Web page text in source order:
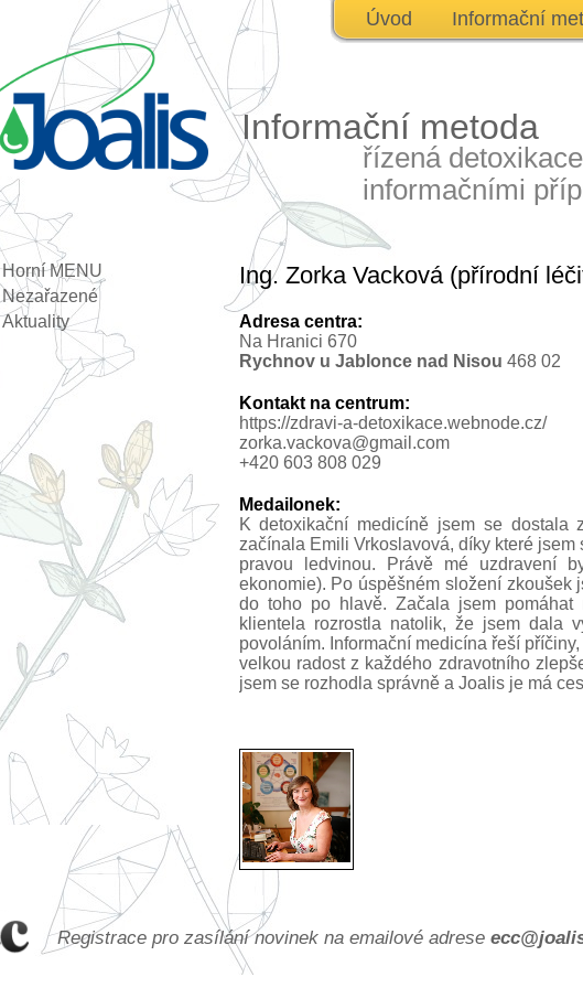
Úvod Informační
Informační metoda
řízená
informačními
Horní MENU
Nezařazené
Aktuality
Ing. Zorka Vacková (přírodní
Adresa centra:
Na Hranici 670
Rychnov u Jablonce nad Nisou 468 02
Kontakt na centrum:
https://zdravi-a-detoxikace.webnode.cz/
zorka.vackova@gmail.com
+420 603 808 029
Medailonek:
K detoxikační medicíně jsem se
začínala Emili Vrkoslavová, díky které
pravou ledvinou. Právě mé uzdravení
ekonomie). Po úspěšném složení
do toho po hlavě. Začala jsem
klientela rozrostla natolik, že jsem dala
povoláním. Informační medicína řeší
velkou radost z každého zdravotního
jsem se rozhodla správně a Joalis je má
Registrace pro zasílání novinek na emailové adrese ecc@joa